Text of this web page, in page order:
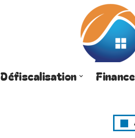
Défiscalisation